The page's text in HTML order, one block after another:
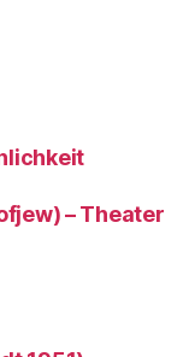
– Theater